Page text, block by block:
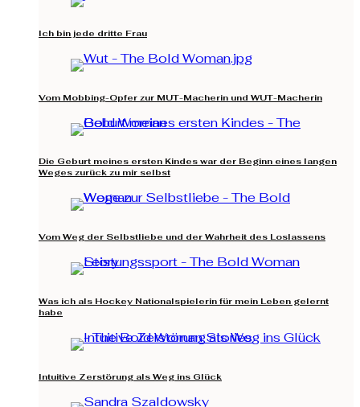
Ich bin jede dritte Frau
Vom Mobbing-Opfer zur MUT-Macherin und WUT-Macherin
Die Geburt meines ersten Kindes war der Beginn eines langen
Weges zurück zu mir selbst
Vom Weg der Selbstliebe und der Wahrheit des Loslassens
Was ich als Hockey Nationalspielerin für mein Leben gelernt
habe
Intuitive Zerstörung als Weg ins Glück